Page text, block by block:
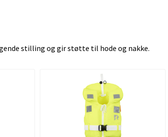
stilling og gir støtte til hode og nakke.